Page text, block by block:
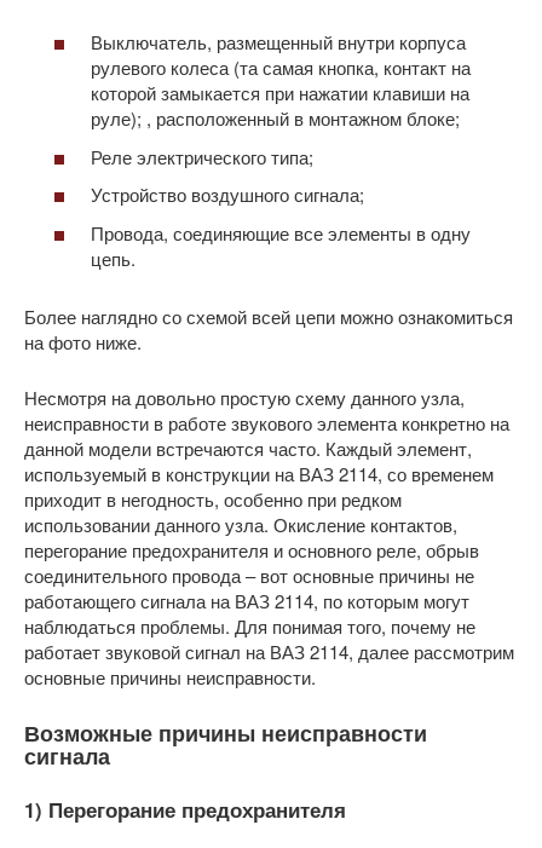
Выключатель, размещенный внутри корпуса
рулевого колеса (та самая кнопка, контакт на
которой замыкается при нажатии клавиши на
руле); , расположенный в монтажном блоке;
Реле электрического типа;
Устройство воздушного сигнала;
Провода, соединяющие все элементы в одну
цепь.
Более наглядно со схемой всей цепи можно ознакомиться
на фото ниже.
Несмотря на довольно простую схему данного узла,
неисправности в работе звукового элемента конкретно на
данной модели встречаются часто. Каждый элемент,
используемый в конструкции на ВАЗ 2114, со временем
приходит в негодность, особенно при редком
использовании данного узла. Окисление контактов,
перегорание предохранителя и основного реле, обрыв
соединительного провода – вот основные причины не
работающего сигнала на ВАЗ 2114, по которым могут
наблюдаться проблемы. Для понимая того, почему не
работает звуковой сигнал на ВАЗ 2114, далее рассмотрим
основные причины неисправности.
Возможные причины неисправности
сигнала
1) Перегорание предохранителя